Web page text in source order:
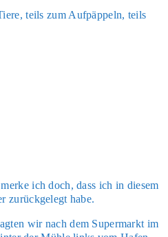
teils zum Auf­päp­peln, teils
ich doch, dass ich in die­sem
zurück­ge­legt habe.
wir nach dem Super­markt im